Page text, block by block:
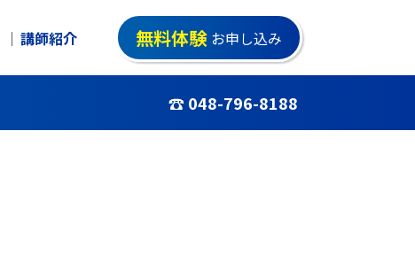
講師紹介 無料体験 お申し込み
☎ 048-796-8188